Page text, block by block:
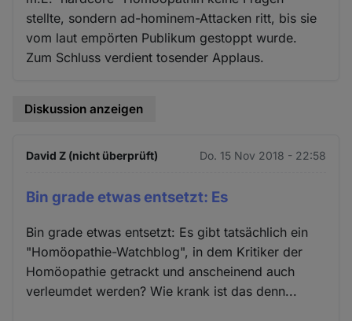
stellte, sondern ad-hominem-Attacken ritt, bis sie
vom laut empörten Publikum gestoppt wurde.
Zum Schluss verdient tosender Applaus.
Diskussion anzeigen
David Z (nicht überprüft) Do. 15 Nov 2018 - 22:58
Bin grade etwas entsetzt: Es
Bin grade etwas entsetzt: Es gibt tatsächlich ein
"Homöopathie-Watchblog", in dem Kritiker der
Homöopathie getrackt und anscheinend auch
verleumdet werden? Wie krank ist das denn...